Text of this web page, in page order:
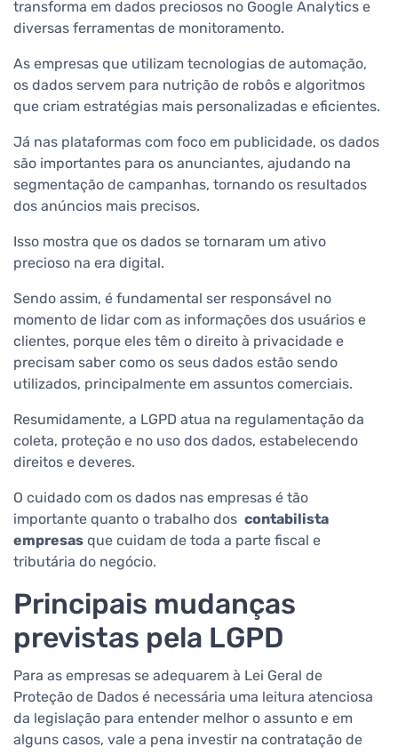
transforma em dados preciosos no Google Analytics e
diversas ferramentas de monitoramento.
As empresas que utilizam tecnologias de automação,
os dados servem para nutrição de robôs e algoritmos
que criam estratégias mais personalizadas e eficientes.
Já nas plataformas com foco em publicidade, os dados
são importantes para os anunciantes, ajudando na
segmentação de campanhas, tornando os resultados
dos anúncios mais precisos.
Isso mostra que os dados se tornaram um ativo
precioso na era digital.
Sendo assim, é fundamental ser responsável no
momento de lidar com as informações dos usuários e
clientes, porque eles têm o direito à privacidade e
precisam saber como os seus dados estão sendo
utilizados, principalmente em assuntos comerciais.
Resumidamente, a LGPD atua na regulamentação da
coleta, proteção e no uso dos dados, estabelecendo
direitos e deveres.
O cuidado com os dados nas empresas é tão
importante quanto o trabalho dos contabilista
empresas que cuidam de toda a parte fiscal e
tributária do negócio.
Principais mudanças
previstas pela LGPD
Para as empresas se adequarem à Lei Geral de
Proteção de Dados é necessária uma leitura atenciosa
da legislação para entender melhor o assunto e em
alguns casos, vale a pena investir na contratação de